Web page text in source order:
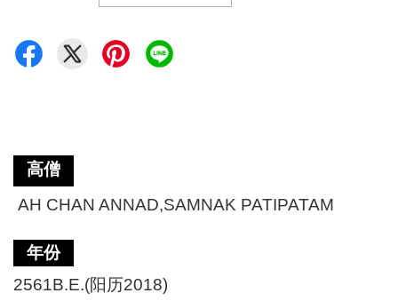
高僧
AH CHAN ANNAD,SAMNAK PATIPATAM
年份
2561B.E.(阳历2018)